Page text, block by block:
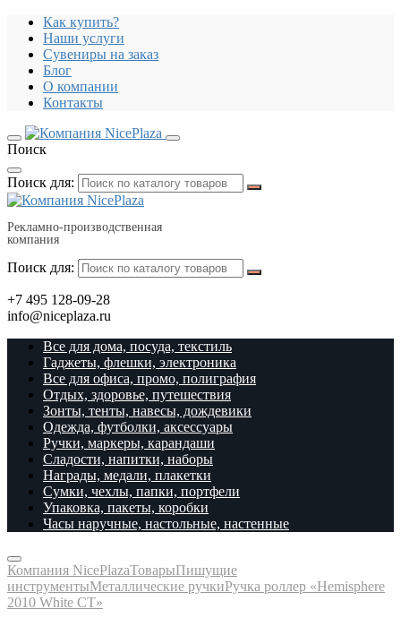
Как купить?
Наши услуги
Сувениры на заказ
Блог
О компании
Контакты
Поиск
Поиск для:
Рекламно-производственная
компания
Поиск для:
+7 495 128-09-28
info@niceplaza.ru
Все для дома, посуда, текстиль
Гаджеты, флешки, электроника
Все для офиса, промо, полиграфия
Отдых, здоровье, путешествия
Зонты, тенты, навесы, дождевики
Одежда, футболки, аксессуары
Ручки, маркеры, карандаши
Сладости, напитки, наборы
Награды, медали, плакетки
Сумки, чехлы, папки, портфели
Упаковка, пакеты, коробки
Часы наручные, настольные, настенные
Компания NicePlazaТоварыПишущие
инструментыМеталлические ручкиРучка роллер «Hemisphere
2010 White CТ»